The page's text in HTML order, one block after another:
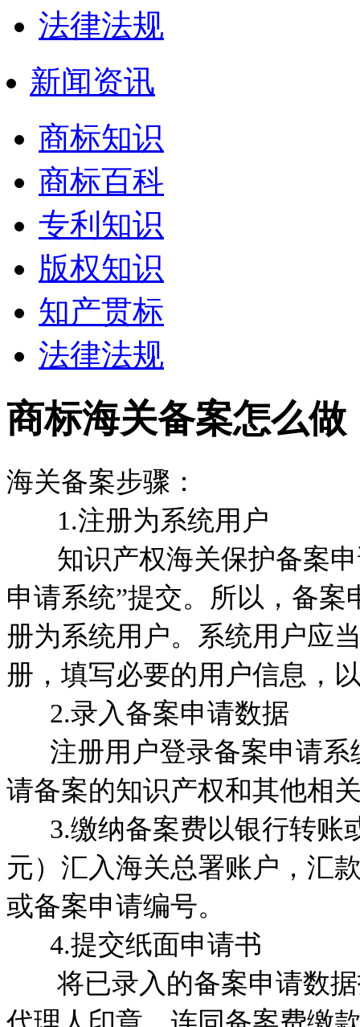
法律法规
新闻资讯
商标知识
商标百科
专利知识
版权知识
知产贯标
法律法规
商标海关备案怎么做
海关备案步骤：
1.注册为系统用户
知识产权海关保护备案申
申请系统”提交。所以，备
册为系统用户。系统用户应
册，填写必要的用户信息，
2.录入备案申请数据
注册用户登录备案申请系
请备案的知识产权和其他相
3.缴纳备案费以银行转账
元）汇入海关总署账户，汇
或备案申请编号。
4.提交纸面申请书
将已录入的备案申请数据